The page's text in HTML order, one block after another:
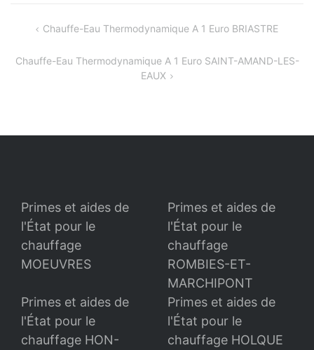
Navigation
Chauffe-Eau Thermodynamique A 1 Euro BRIASTRE
Chauffe-Eau Thermodynamique A 1 Euro SAINT-AMAND-LES-
EAUX
Primes et aides de
l'État pour le
chauffage
MOEUVRES
Primes et aides de
l'État pour le
chauffage
ROMBIES-ET-
MARCHIPONT
Primes et aides de
l'État pour le
chauffage HON-
Primes et aides de
l'État pour le
chauffage HOLQUE